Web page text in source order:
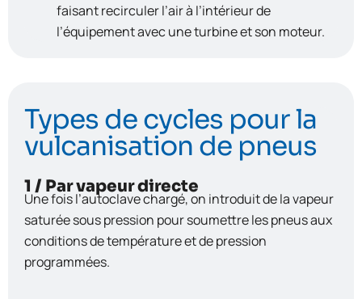
faisant recirculer l’air à l’intérieur de
l’équipement avec une turbine et son moteur.
Types de cycles pour la
vulcanisation de pneus
1 / Par vapeur directe
Une fois l’autoclave chargé, on introduit de la vapeur
saturée sous pression pour soumettre les pneus aux
conditions de température et de pression
programmées.